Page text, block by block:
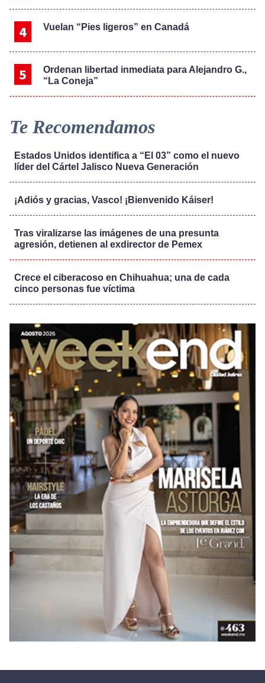
Vuelan “Pies ligeros” en Canadá
Ordenan libertad inmediata para Alejandro G.,
“La Coneja”
Te Recomendamos
Estados Unidos identifica a “El 03” como el nuevo
líder del Cártel Jalisco Nueva Generación
¡Adiós y gracias, Vasco! ¡Bienvenido Káiser!
Tras viralizarse las imágenes de una presunta
agresión, detienen al exdirector de Pemex
Crece el ciberacoso en Chihuahua; una de cada
cinco personas fue víctima